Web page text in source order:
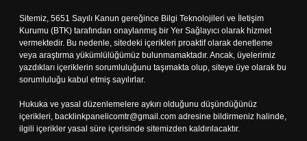
Sitemiz, 5651 Sayılı Kanun gereğince Bilgi Teknolojileri ve İletişim
Kurumu (BTK) tarafından onaylanmış bir Yer Sağlayıcı olarak hizmet
vermektedir. Bu nedenle, sitedeki içerikleri proaktif olarak denetleme
veya araştırma yükümlülüğümüz bulunmamaktadır. Ancak, üyelerimiz
yazdıkları içeriklerin sorumluluğunu taşımakta olup, siteye üye olarak bu
sorumluluğu kabul etmiş sayılırlar.
Hukuka ve yasal düzenlemelere aykırı olduğunu düşündüğünüz
içerikleri, backlinkpanelicomtr@gmail.com adresine bildirmeniz halinde,
ilgili içerikler yasal süre içerisinde sitemizden kaldırılacaktır.